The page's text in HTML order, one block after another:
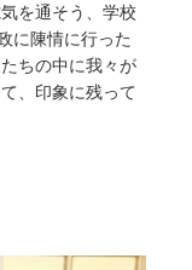
を通そう、学校
に陳情に行った
ちの中に我々が
、印象に残って